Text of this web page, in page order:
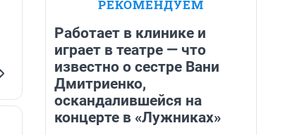
РЕКОМЕНДУЕМ
Работает в клинике и
играет в театре — что
известно о сестре Вани
Дмитриенко,
оскандалившейся на
концерте в «Лужниках»